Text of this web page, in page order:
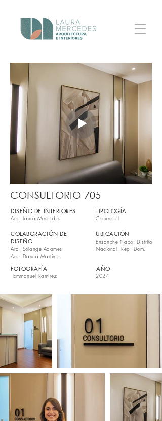
CONSULTORIO 705
DISEÑO DE INTERIORES
Arq. Laura Mercedes
COLABORACIÓN DE
DISEÑO
Arq. Solange Adames
TIPOLOGÍA
Comercial
UBICACIÓN
Ensanche Naco, Distrito
Nacional, Rep. Dom.
Arq. Danna Martínez
FOTOGRAFÍA
Emmanuel Ramírez
AÑO
2024